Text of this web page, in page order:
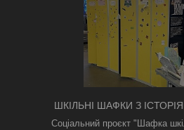
ШКІЛЬНІ ШАФКИ З
З'ЯВИЛИСЯ В
Соціальний проєкт "Шафка